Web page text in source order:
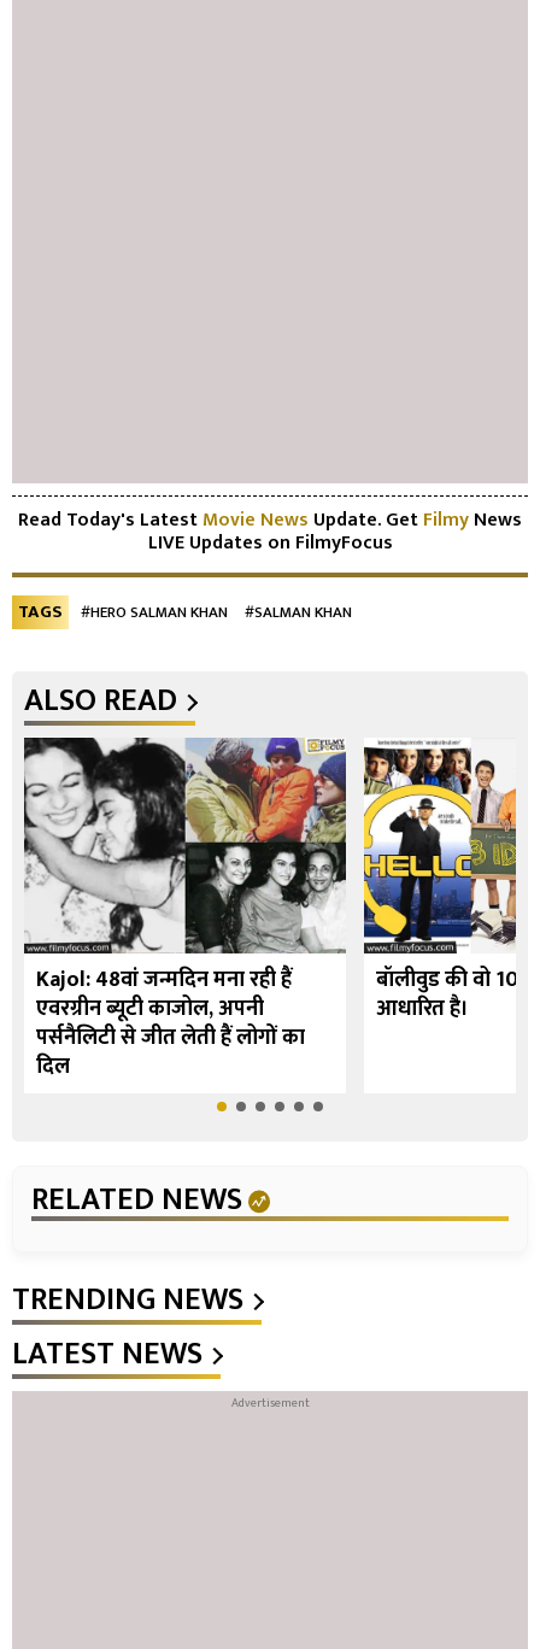
Read Today's LatestMovie News Update. GetFilmyNews
LIVE Updates on FilmyFocus
TAGS #HERO SALMAN KHAN #SALMAN KHAN
ALSO READ
Kajol: 48वां जन्मदिन मना रही हैं
एवरग्रीन ब्यूटी काजोल, अपनी
पर्सनैलिटी से जीत लेती हैं लोगों का
दिल
बॉलीवुड की वो 10
आधारित है।
RELATED NEWS
TRENDING NEWS
LATEST NEWS